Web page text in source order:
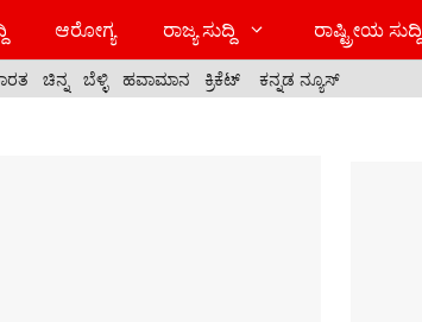
ಆರೋಗ್ಯ ರಾಜ್ಯ ಸುದ್ದಿ ರಾಷ್ಟ್ರೀಯ ಸುದ್ದಿ
ಚಿನ್ನ ಬೆಳ್ಳಿ ಹವಾಮಾನ ಕ್ರಿಕೆಟ್ ಕನ್ನಡ ನ್ಯೂಸ್